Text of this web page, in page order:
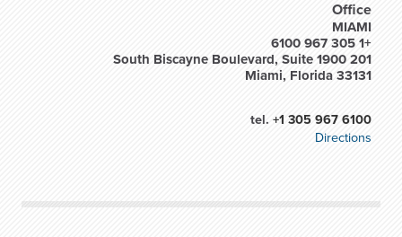
Office
MIAMI
+1 305 967 6100
201 South Biscayne Boulevard, Suite 1900
Miami, Florida 33131
tel. +1 305 967 6100
Directions